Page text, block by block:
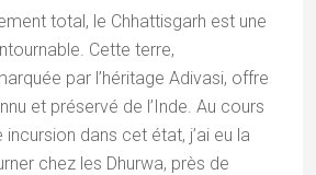
total, le Chhattisgarh est une
Cette terre,
par l’héritage Adivasi, offre
et préservé de l’Inde. Au cours
dans cet état, j’ai eu la
chez les Dhurwa, près de